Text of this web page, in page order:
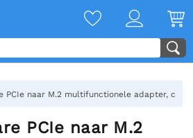
PCIe naar M.2 multifunctionele adapter,
PCIe naar M.2